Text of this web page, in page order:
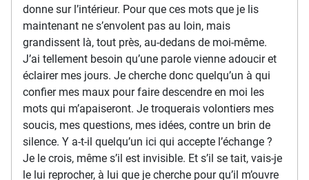
donne sur l’intérieur. Pour que ces mots que je lis
maintenant ne s’envolent pas au loin, mais
grandissent là, tout près, au-dedans de moi-même.
J’ai tellement besoin qu’une parole vienne adoucir et
éclairer mes jours. Je cherche donc quelqu’un à qui
confier mes maux pour faire descendre en moi les
mots qui m’apaiseront. Je troquerais volontiers mes
soucis, mes questions, mes idées, contre un brin de
silence. Y a-t-il quelqu’un ici qui accepte l’échange ?
Je le crois, même s’il est invisible. Et s’il se tait, vais-je
le lui reprocher, à lui que je cherche pour qu’il m’ouvre